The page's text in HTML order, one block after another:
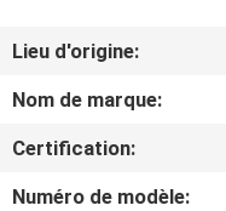
NOUS
D'USINE
Lieu d'origine:
Nom de marque:
Certification:
Numéro de modèle: